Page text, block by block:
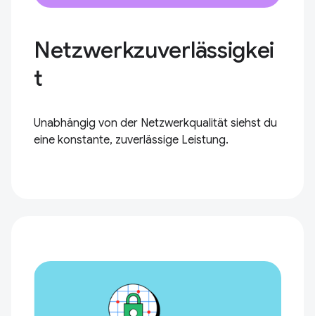
Netzwerkzuverlässigkei
t
Unabhängig von der Netzwerkqualität siehst du
eine konstante, zuverlässige Leistung.